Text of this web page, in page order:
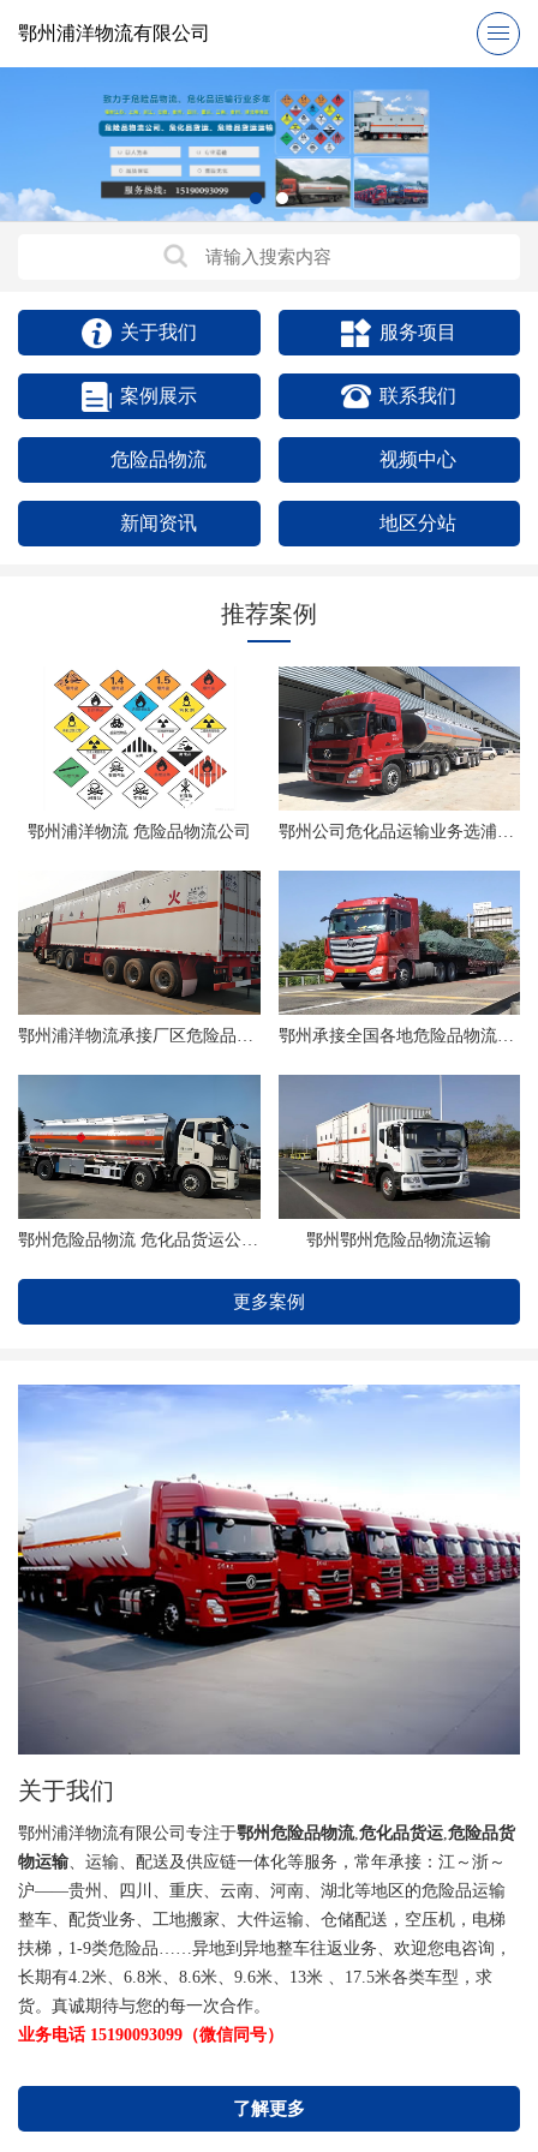
鄂州浦洋物流有限公司
关于我们 服务项目
案例展示 联系我们
危险品物流 视频中心
新闻资讯 地区分站
推荐案例
鄂州浦洋物流 危险品物流公司 鄂州公司危化品运输业务选浦洋物流
鄂州浦洋物流承接厂区危险品物流 鄂州承接全国各地危险品物流业务
鄂州危险品物流 危化品货运公司 找浦洋物流 鄂州鄂州危险品物流运输
更多案例
关于我们
鄂州浦洋物流有限公司专注于鄂州危险品物流, 危化品货运 危险品货
物运输 、运输、配送及供应链一体化等服务，常年承接：江～浙～
沪——贵州、四川、重庆、云南、河南、湖北等地区的危险品运输
整车、配货业务、工地搬家、大件运输、仓储配送，空压机，电梯
扶梯，1-9类危险品……异地到异地整车往返业务、欢迎您电咨询，
长期有4.2米、6.8米、8.6米、9.6米、13米 、17.5米各类车型，求
货。真诚期待与您的每一次合作。
业务电话 15190093099（微信同号）
了解更多